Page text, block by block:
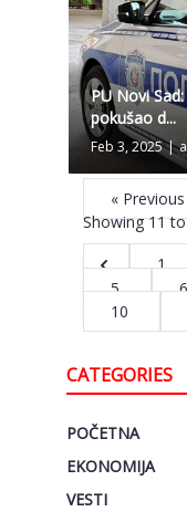
PU Novi
pokušao d...
Feb 3, 2025 |
« Previous
Showing11
1
5
10
CATEGORIES
POČETNA
EKONOMIJA
VESTI